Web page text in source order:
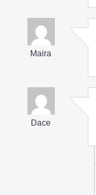
Maira
Dace